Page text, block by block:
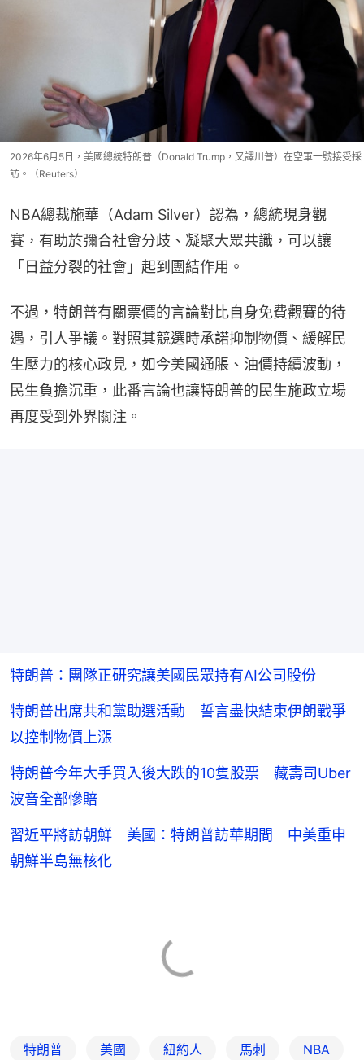
2026年6月5日，美國總統特朗普（Donald Trump，又譯川普）在空軍一號接受採
訪。（Reuters）
NBA總裁施華（Adam Silver）認為，總統現身觀
賽，有助於彌合社會分歧、凝聚大眾共識，可以讓
「日益分裂的社會」起到團結作用。
不過，特朗普有關票價的言論對比自身免費觀賽的待
遇，引人爭議。對照其競選時承諾抑制物價、緩解民
生壓力的核心政見，如今美國通脹、油價持續波動，
民生負擔沉重，此番言論也讓特朗普的民生施政立場
再度受到外界關注。
特朗普：團隊正研究讓美國民眾持有AI公司股份
特朗普出席共和黨助選活動 誓言盡快結束伊朗戰爭
以控制物價上漲
特朗普今年大手買入後大跌的10隻股票 藏壽司Uber
波音全部慘賠
習近平將訪朝鮮 美國：特朗普訪華期間 中美重申
朝鮮半島無核化
特朗普 美國 紐約人 馬刺 NBA